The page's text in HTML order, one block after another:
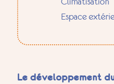
Espace
Le développement